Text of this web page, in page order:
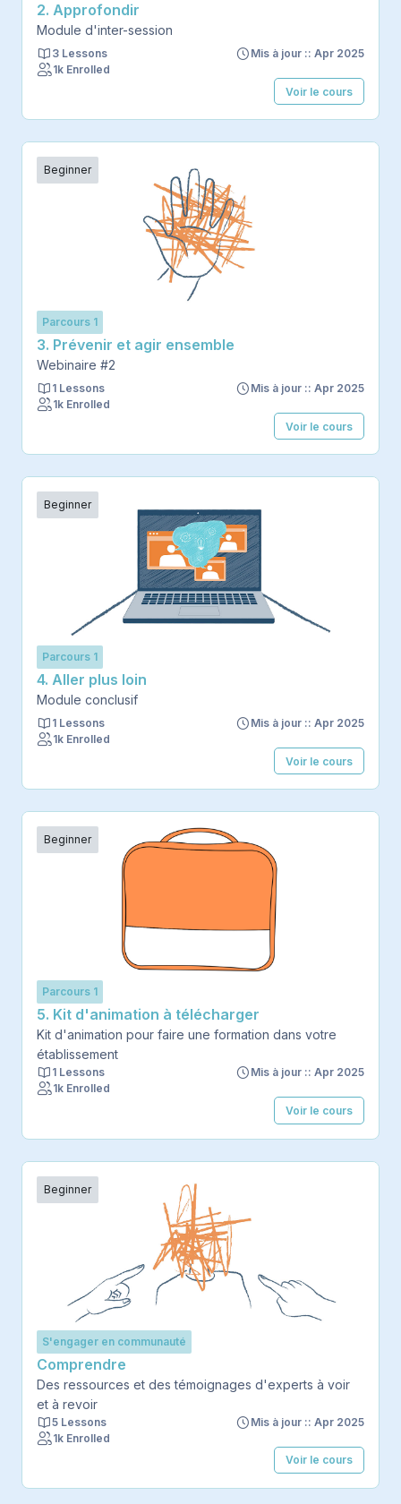
2. Approfondir
Module d'inter-session
3 Lessons
Mis à jour :: Apr 2025
1k Enrolled
Voir le cours
Beginner
Parcours 1
3. Prévenir et agir ensemble
Webinaire #2
1 Lessons
Mis à jour :: Apr 2025
1k Enrolled
Voir le cours
Beginner
Parcours 1
4. Aller plus loin
Module conclusif
1 Lessons
Mis à jour :: Apr 2025
1k Enrolled
Voir le cours
Beginner
Parcours 1
5. Kit d'animation à télécharger
Kit d'animation pour faire une formation dans votre
établissement
1 Lessons
Mis à jour :: Apr 2025
1k Enrolled
Voir le cours
Beginner
S'engager en communauté
Comprendre
Des ressources et des témoignages d'experts à voir
et à revoir
5 Lessons
Mis à jour :: Apr 2025
1k Enrolled
Voir le cours